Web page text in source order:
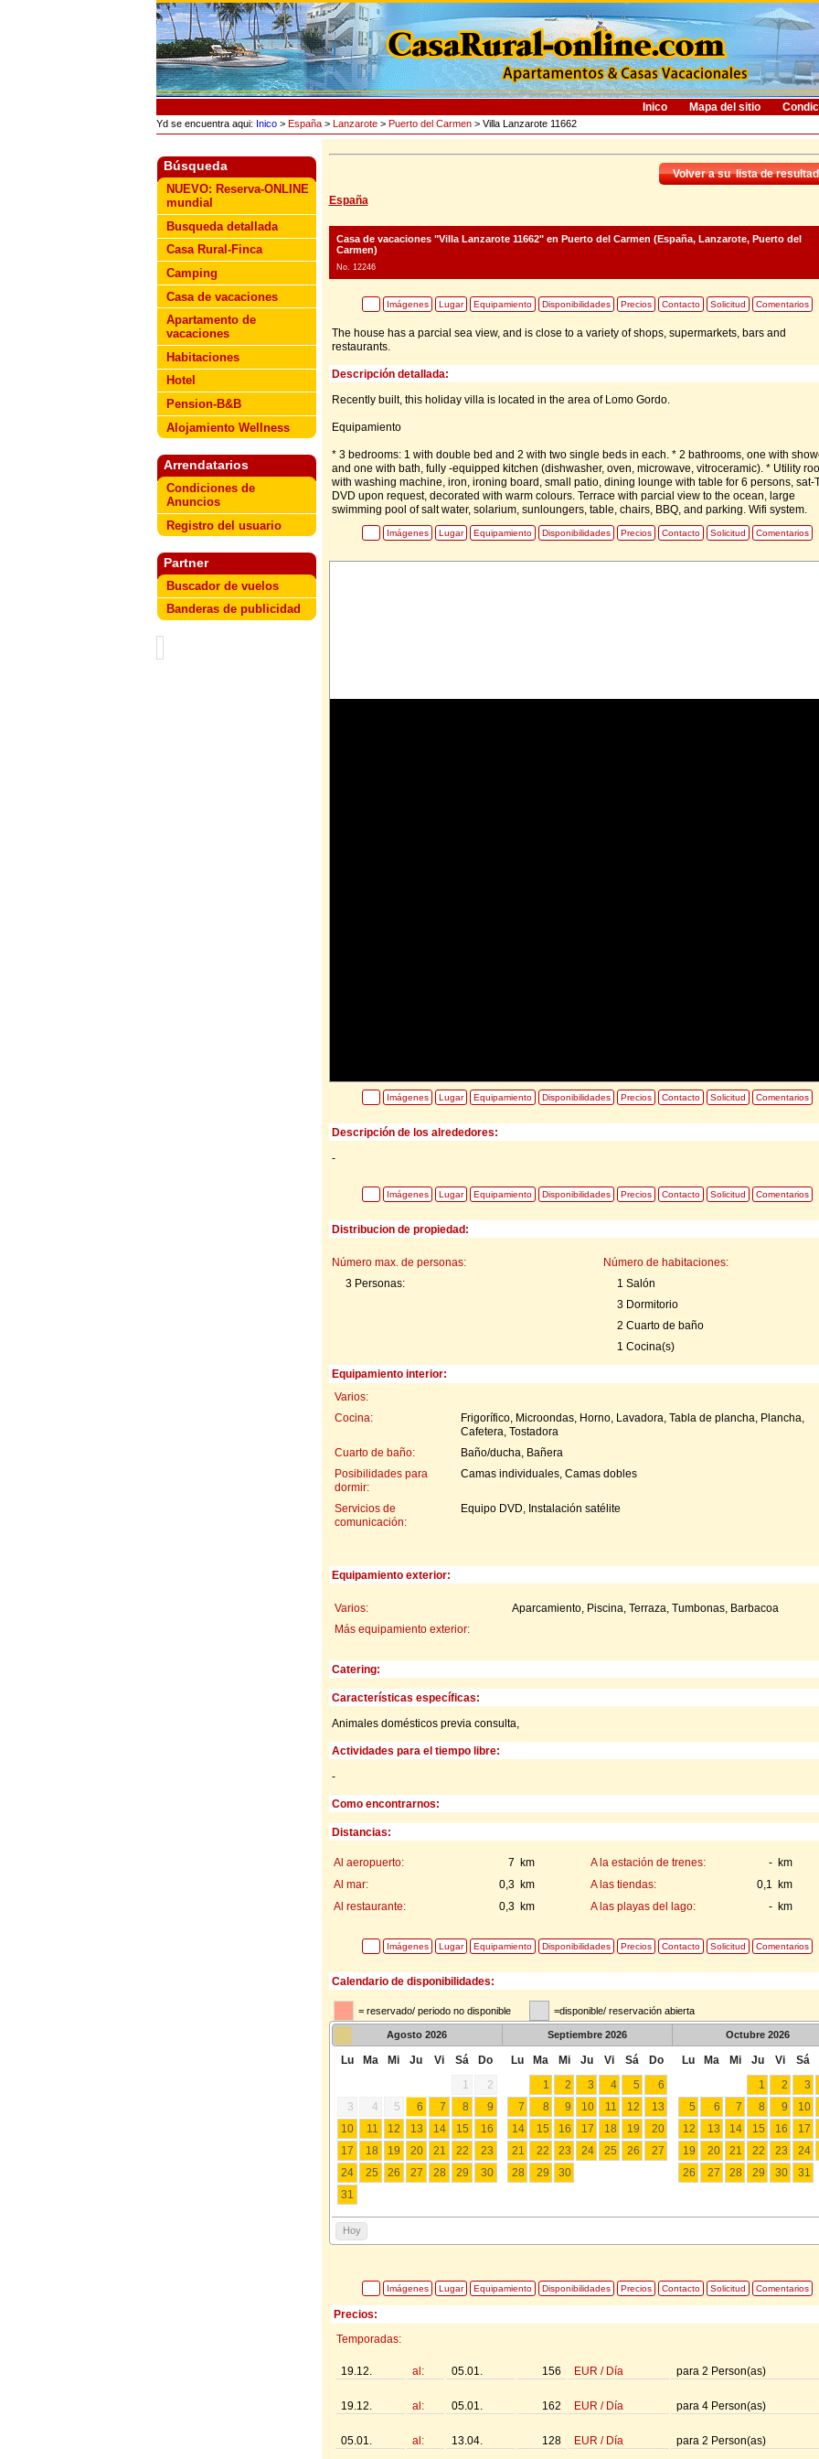
Inico Mapa del sitio
Yd se encuentra aqui: Inico> España> Lanzarote> Puerto del Carmen> Villa Lanzarote 11662
Búsqueda
NUEVO: Reserva-ONLINE
mundial
Busqueda detallada
Casa Rural-Finca
Camping
Casa de vacaciones
Apartamento de
vacaciones
Habitaciones
Hotel
Pension-B&B
Alojamiento Wellness
Arrendatarios
Condiciones de
Anuncios
Registro del usuario
Partner
Buscador de vuelos
Banderas de publicidad
Volver a su lista de
España
Casa de vacaciones "Villa Lanzarote 11662"en Puerto del Carmen (España, Lanzarote, Puerto del
Carmen)
No. 12246
Imágenes Lugar Equipamiento Disponibilidades Precios Contacto Solicitud Comentarios
The house has a parcial sea view, and is close to a variety of shops, supermarkets, bars and
restaurants.
Descripción detallada:
Recently built, this holiday villa is located in the area of Lomo Gordo.
Equipamiento
* 3 bedrooms: 1 with double bed and 2 with two single beds in each. * 2 bathrooms, one with
and one with bath, fully -equipped kitchen (dishwasher, oven, microwave, vitroceramic). * Utility
with washing machine, iron, ironing board, small patio, dining lounge with table for 6 persons, sat-
DVD upon request, decorated with warm colours. Terrace with parcial view to the ocean, large
swimming pool of salt water, solarium, sunloungers, table, chairs, BBQ, and parking. Wifi system.
Imágenes Lugar Equipamiento Disponibilidades Precios Contacto Solicitud Comentarios
Imágenes Lugar Equipamiento Disponibilidades Precios Contacto Solicitud Comentarios
Descripción de los alrededores:
-
Imágenes Lugar Equipamiento Disponibilidades Precios Contacto Solicitud Comentarios
Distribucion de propiedad:
Número max. de personas:
3 Personas:
Número de habitaciones:
1 Salón
3 Dormitorio
2 Cuarto de baño
1 Cocina(s)
Equipamiento interior:
Varios:
Cocina:
Frigorífico, Microondas, Horno, Lavadora, Tabla de plancha, Plancha,
Cafetera, Tostadora
Cuarto de baño:
Baño/ducha, Bañera
Posibilidades para
dormir:
Camas individuales, Camas dobles
Servicios de
comunicación:
Equipo DVD, Instalación satélite
Equipamiento exterior:
Varios:
Aparcamiento, Piscina, Terraza, Tumbonas, Barbacoa
Más equipamiento exterior:
Catering:
Características específicas:
Animales domésticos previa consulta,
Actividades para el tiempo libre:
-
Como encontrarnos:
Distancias:
7 km
Al aeropuerto: - km
A la estación de trenes:
0,3 km
Al mar: 0,1 km
A las tiendas:
0,3 km
Al restaurante: - km
A las playas del lago:
Imágenes Lugar Equipamiento Disponibilidades Precios Contacto Solicitud Comentarios
Calendario de disponibilidades:
= reservado/ periodo no disponible =disponible/ reservación abierta
Agosto 2026
Lu Ma Mi Ju Vi Sá
Do
1
2
3
4 5 6 7 8
9
10
11 12 13 14 15
16
17
18 19 20 21 22
23
24
25 26 27 28 29
30
31
Septiembre 2026
Lu Ma Mi Ju Vi Sá
Do
1
2 3 4 5
6
7
8 9 10 11 12
13
14
15 16 17 18 19
20
21
22 23 24 25 26
27
28
29 30
Octubre 2026
Lu Ma Mi Ju Vi Sá
1
2 3
5
6 7 8 9 10
12
13 14 15 16 17
19
20 21 22 23 24
26
27 28 29 30 31
Hoy
Imágenes Lugar Equipamiento Disponibilidades Precios Contacto Solicitud Comentarios
Precios:
Temporadas:
19.12. al: 05.01. 156 EUR / Día para 2 Person(as)
19.12. al: 05.01. 162 EUR / Día para 4 Person(as)
05.01. al: 13.04. 128 EUR / Día para 2 Person(as)